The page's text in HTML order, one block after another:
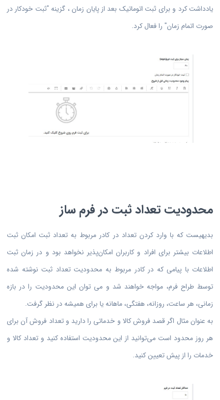
یادداشت کرد و برای ثبت اتوماتیک بعد از پایان زمان ، گزینه "ثبت خودکار در
صورت اتمام زمان" را فعال کرد.
محدودیت تعداد ثبت در فرم ساز
بدیهیست که با وارد کردن تعداد در کادر مربوط به تعداد ثبت امکان ثبت
اطلاعات بیشتر برای افراد و کاربران امکان‌پذیر نخواهد بود و در زمان ثبت
اطلاعات با پیامی که در کادر مربوط به محدودیت تعداد ثبت نوشته شده
توسط طراح فرم، مواجه خواهند شد و می توان این محدودیت را در بازه
زمانی، هر ساعت، روزانه، هفتگی، ماهانه یا برای همیشه در نظر گرفت.
به عنوان مثال اگر قصد فروش کالا و خدماتی را دارید و تعداد فروش آن برای
هر روز محدود است می‌توانید از این محدودیت استفاده کنید و تعداد کالا و
خدمات را از پیش تعیین کنید.